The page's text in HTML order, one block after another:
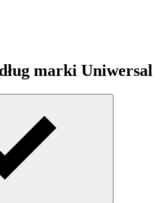
marki Uniwersal